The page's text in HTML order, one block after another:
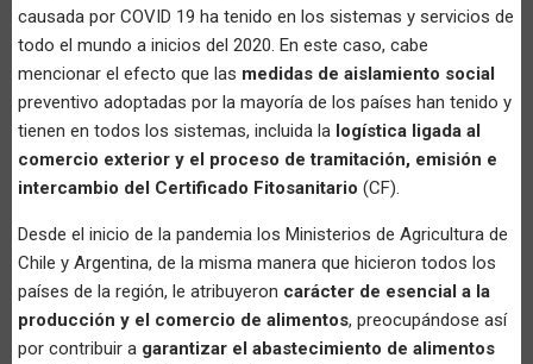
causada por COVID 19 ha tenido en los sistemas y servicios de
todo el mundo a inicios del 2020. En este caso, cabe
mencionar el efecto que las medidas de aislamiento social
preventivo adoptadas por la mayoría de los países han tenido y
tienen en todos los sistemas, incluida la logística ligada al
comercio exterior y el proceso de tramitación, emisión e
intercambio del Certificado Fitosanitario (CF).
Desde el inicio de la pandemia los Ministerios de Agricultura de
Chile y Argentina, de la misma manera que hicieron todos los
países de la región, le atribuyeron carácter de esencial a la
producción y el comercio de alimentos, preocupándose así
por contribuir a garantizar el abastecimiento de alimentos